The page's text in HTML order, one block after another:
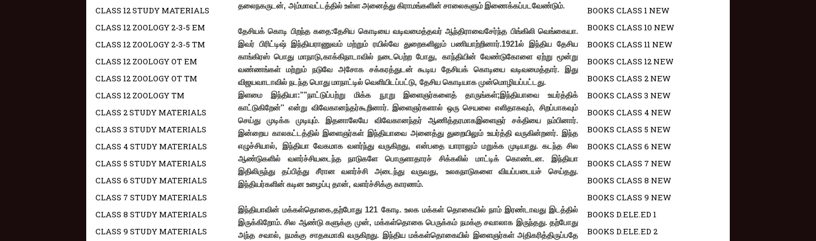
தலைநகருடன், அம்மாவட்டத்தில் உள்ள அனைத்து கிராமங்களின் சாலைகளும் இணைக்கப்படவேண்டும்.
தேசியக் கொடி பிறந்த கதை:தேசிய கொடியை வடிவமைத்தவர் ஆந்திராவைசேர்ந்த பிங்கிலி வெங்கையா.
இவர் பிரிட்டிஷ் இந்தியராணுவம் மற்றும் ரயில்வே துறைகளிலும் பணியாற்றினார்.1921ல் இந்திய தேசிய
காங்கிரஸ் பொது மாநாடு,காக்கிநாடாவில் நடைபெற்ற போது, காந்தியின் வேண்டுகோளை ஏற்று மூன்று
வண்ணங்கள் மற்றும் நடுவே அசோக சக்கரத்துடன் கூடிய தேசியக் கொடியை வடிவமைத்தார். இது
விஜயவாடாவில் நடந்த பொது மாநாட்டில் வெளியிடப்பட்டு, தேசிய கொடியாக முன்மொழியப்பட்டது.
இளமை இந்தியா:""நாட்டுப்பற்று மிக்க நூறு இளைஞர்களைத் தாருங்கள்;இந்தியாவை உயர்த்திக்
காட்டுகிறேன்''என்று விவேகானந்தர்கூறினார். இளைஞர்களால் ஒரு செயலை எளிதாகவும்,சிறப்பாகவும்
செய்து முடிக்க முடியும். இதனாலேயே விவேகானந்தர் ஆணித்தரமாகஇளைஞர் சக்தியை நம்பினார்.
இன்றைய காலகட்டத்தில் இளைஞர்கள் இந்தியாவை அனைத்து துறையிலும் உயர்த்தி வருகின்றனர். இந்த
எழுச்சியால்,இந்தியா வேகமாக வளர்ந்து வருகிறது, என்பதை யாராலும் மறுக்க முடியாது. கடந்த சில
ஆண்டுகளில் வளர்ச்சியடைந்த நாடுகளே பொருளாதாரச் சிக்கலில் மாட்டிக் கொண்டன. இந்தியா
இதிலிருந்து தப்பித்து சீரான வளர்ச்சி அடைந்து வருவது, உலகநாடுகளை வியப்படையச் செய்தது.
இந்தியர்களின் கடின உழைப்பு தான், வளர்ச்சிக்கு காரணம்.
இந்தியாவின் மக்கள்தொகை,தற்போது 121 கோடி. உலக மக்கள் தொகையில் நாம் இரண்டாவது இடத்தில்
இருக்கிறோம். சில ஆண்டு களுக்கு முன்,மக்கள்தொகை பெருக்கம் நமக்கு சவாலாக இருந்தது. தற்போது
அந்த சவால், நமக்கு சாதகமாகி வருகிறது. இந்திய மக்கள்தொகையில் இளைஞர்கள் அதிகரித்திருப்பதே
CLASS 12 STUDY MATERIALS
CLASS 12 ZOOLOGY 2-3-5 EM
CLASS 12 ZOOLOGY 2-3-5 TM
CLASS 12 ZOOLOGY OT EM
CLASS 12 ZOOLOGY OT TM
CLASS 12 ZOOLOGY TM
CLASS 2 STUDY MATERIALS
CLASS 3 STUDY MATERIALS
CLASS 4 STUDY MATERIALS
CLASS 5 STUDY MATERIALS
CLASS 6 STUDY MATERIALS
CLASS 7 STUDY MATERIALS
CLASS 8 STUDY MATERIALS
CLASS 9 STUDY MATERIALS
BOOKS CLASS 1 NEW
BOOKS CLASS 10 NEW
BOOKS CLASS 11 NEW
BOOKS CLASS 12 NEW
BOOKS CLASS 2 NEW
BOOKS CLASS 3 NEW
BOOKS CLASS 4 NEW
BOOKS CLASS 5 NEW
BOOKS CLASS 6 NEW
BOOKS CLASS 7 NEW
BOOKS CLASS 8 NEW
BOOKS CLASS 9 NEW
BOOKS D.ELE.ED 1
BOOKS D.ELE.ED 2